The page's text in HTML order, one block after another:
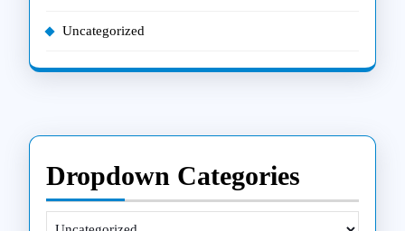
Uncategorized
Dropdown Categories